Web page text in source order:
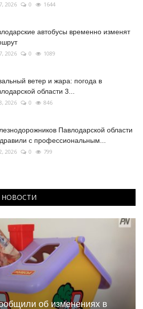
2026 0 1644
автобусы временно изменят
2026 0 1089
ветер и жара: погода в
области 3...
2026 0 846
Павлодарской области
с профессиональным...
2026 0 799
об изменениях в